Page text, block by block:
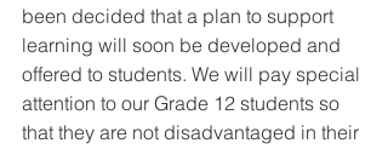
been decided that a plan to support
learning will soon be developed and
offered to students. We will pay special
attention to our Grade 12 students so
that they are not disadvantaged in their